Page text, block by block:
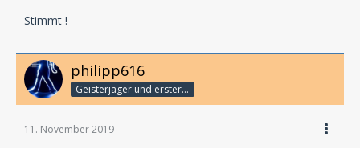
Stimmt !
philipp616
Geisterjäger und erster Detektiv
11. November 2019